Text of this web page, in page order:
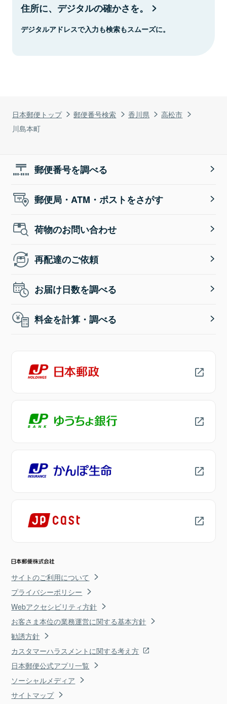
日本郵便トップ 郵便番号検索 香川県
高松市
川島本町
住所に、デジタルの確かさを。
デジタルアドレスで入力も検索もスムーズに。
郵便番号を調べる
郵便局・ATM・ポストをさがす
荷物のお問い合わせ
再配達のご依頼
お届け日数を調べる
料金を計算・調べる
サイトのご利用について
プライバシーポリシー
Webアクセシビリティ方針
お客さま本位の業務運営に関する基本方針
勧誘方針
カスタマーハラスメントに関する考え方
日本郵便公式アプリ一覧
ソーシャルメディア
サイトマップ